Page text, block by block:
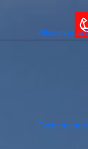
Alles over